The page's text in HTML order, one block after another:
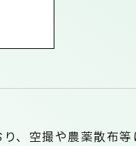
空撮や農薬散布等